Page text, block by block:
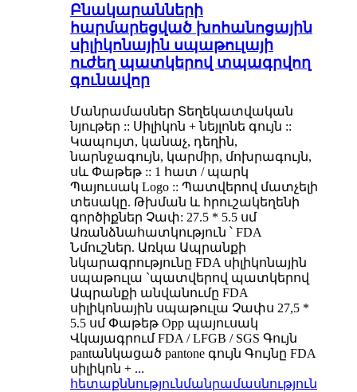
Բնակարանների
հարմարեցված խոհանոցային
սիլիկոնային սպաթուլայի
ուժեղ պատկերով տպագրվող
գունավոր
Մանրամասներ Տեղեկատվական
նյութեր :: Սիլիկոն + նեյլոնե գույն ::
Կապույտ, կանաչ, դեղին,
նարնջագույն, կարմիր, մոխրագույն,
սև Փաթեթ :: 1 հատ / պարկ
Պայուսակ Logo :: Պատվերով մատչելի
տեսակը. Թխման և հրուշակեղենի
գործիքներ Չափ: 27.5 * 5.5 սմ
Առանձնահատկություն ՝ FDA
Նմուշներ. Առկա Ապրանքի
նկարագրությունը FDA սիլիկոնային
սպաթուլա `պատվերով պատկերով
Ապրանքի անվանումը FDA
սիլիկոնային սպաթուլա Չափս 27,5 *
5.5 սմ Փաթեթ Opp պայուսակ
Վկայագրում FDA / LFGB / SGS Գույն
pantանկացած pantone գույն Գույնը FDA
սիլիկոն + ...
հետաքննությունմանրամասնություն